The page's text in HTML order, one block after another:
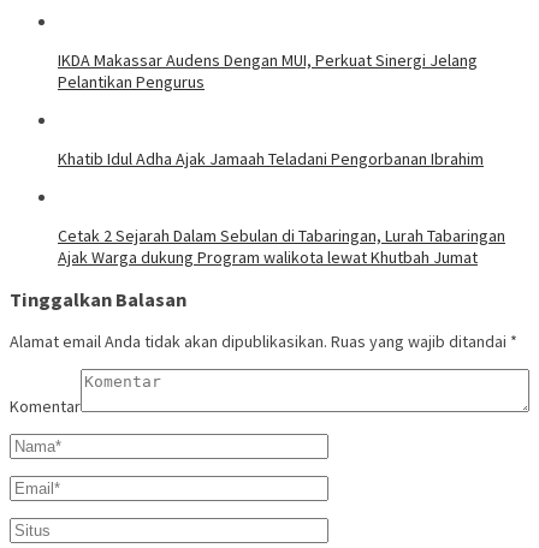
IKDA Makassar Audens Dengan MUI, Perkuat Sinergi Jelang
Pelantikan Pengurus
Khatib Idul Adha Ajak Jamaah Teladani Pengorbanan Ibrahim
Cetak 2 Sejarah Dalam Sebulan di Tabaringan, Lurah Tabaringan
Ajak Warga dukung Program walikota lewat Khutbah Jumat
Tinggalkan Balasan
Alamat email Anda tidak akan dipublikasikan. Ruas yang wajib ditandai *
Komentar